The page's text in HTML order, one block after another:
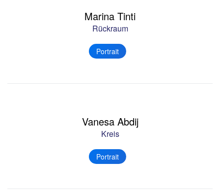
Marina Tinti
Rückraum
Portrait
Vanesa Abdij
Kreis
Portrait